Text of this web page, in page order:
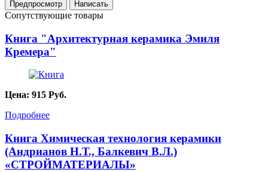
Сопутствующие товары
Книга "Архитектурная керамика Эмиля
Кремера"
Цена: 915 Руб.
Подробнее
Книга Химическая технология керамики
(Андрианов Н.Т., Балкевич В.Л.)
«СТРОЙМАТЕРИАЛЫ»